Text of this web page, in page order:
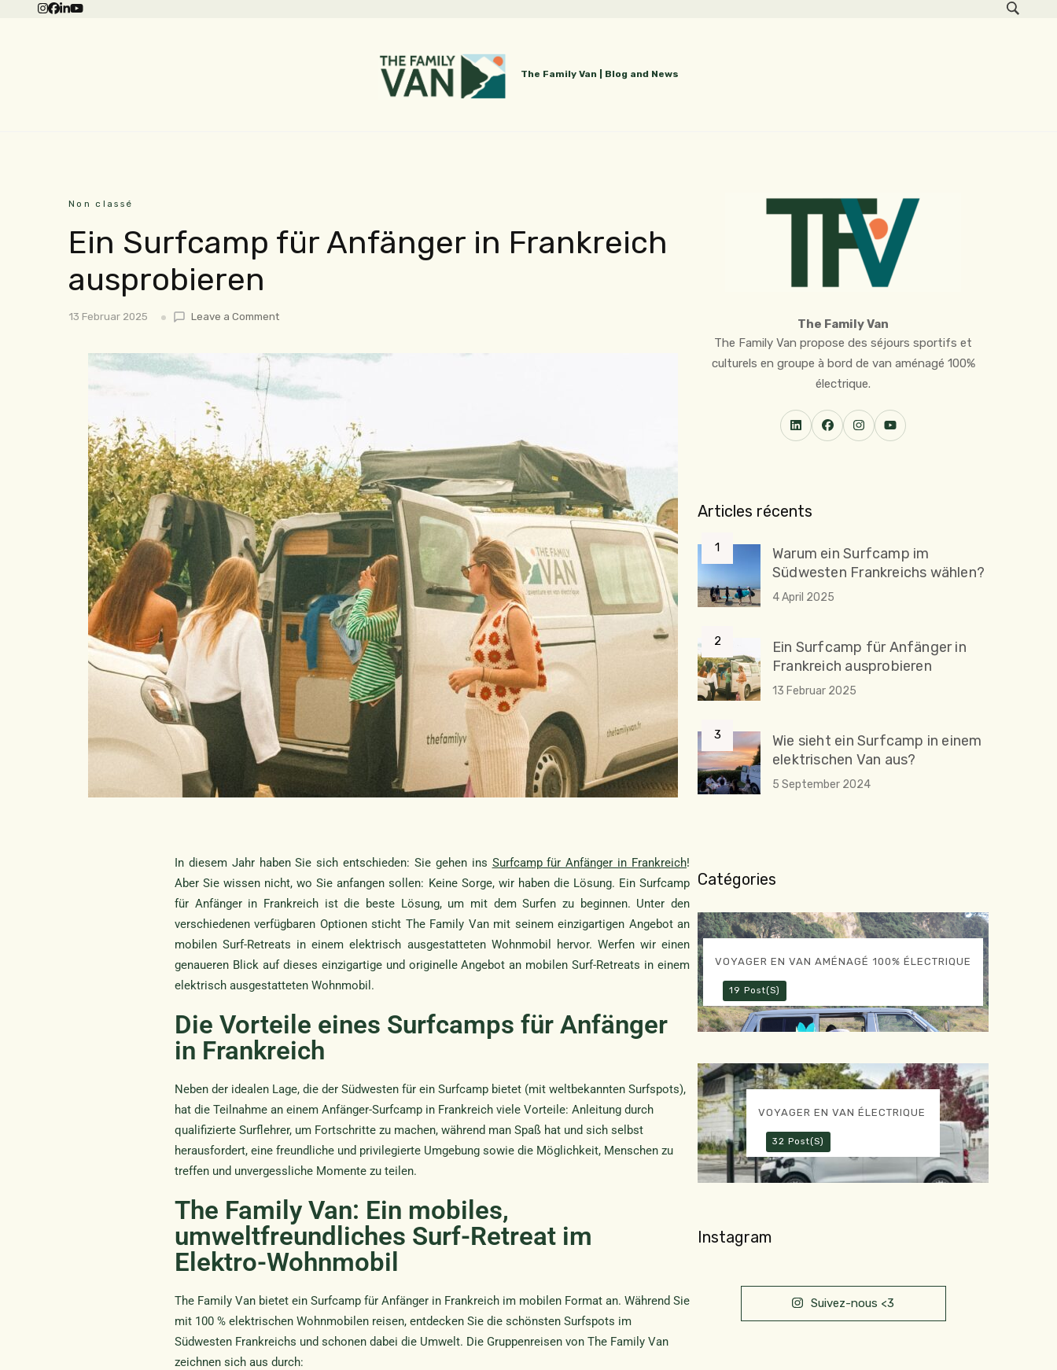
The Family Van | Blog and News
Non classé
Ein Surfcamp für Anfänger in Frankreich
ausprobieren
13 Februar 2025 Leave a Comment
In diesem Jahr haben Sie sich entschieden: Sie gehen ins Surfcamp für Anfänger in Frankreich!
Aber Sie wissen nicht, wo Sie anfangen sollen: Keine Sorge, wir haben die Lösung. Ein Surfcamp
für Anfänger in Frankreich ist die beste Lösung, um mit dem Surfen zu beginnen. Unter den
verschiedenen verfügbaren Optionen sticht The Family Van mit seinem einzigartigen Angebot an
mobilen Surf-Retreats in einem elektrisch ausgestatteten Wohnmobil hervor. Werfen wir einen
genaueren Blick auf dieses einzigartige und originelle Angebot an mobilen Surf-Retreats in einem
elektrisch ausgestatteten Wohnmobil.
Die Vorteile eines Surfcamps für Anfänger
in Frankreich
Neben der idealen Lage, die der Südwesten für ein Surfcamp bietet (mit weltbekannten Surfspots),
hat die Teilnahme an einem Anfänger-Surfcamp in Frankreich viele Vorteile: Anleitung durch
qualifizierte Surflehrer, um Fortschritte zu machen, während man Spaß hat und sich selbst
herausfordert, eine freundliche und privilegierte Umgebung sowie die Möglichkeit, Menschen zu
treffen und unvergessliche Momente zu teilen.
The Family Van: Ein mobiles,
umweltfreundliches Surf-Retreat im
Elektro-Wohnmobil
The Family Van bietet ein Surfcamp für Anfänger in Frankreich im mobilen Format an. Während Sie
mit 100 % elektrischen Wohnmobilen reisen, entdecken Sie die schönsten Surfspots im
Südwesten Frankreichs und schonen dabei die Umwelt. Die Gruppenreisen von The Family Van
zeichnen sich aus durch:
The Family Van
The Family Van propose des séjours sportifs et
culturels en groupe à bord de van aménagé 100%
électrique.
Articles récents
Warum ein Surfcamp im
Südwesten Frankreichs wählen?
4 April 2025
Ein Surfcamp für Anfänger in
Frankreich ausprobieren
13 Februar 2025
Wie sieht ein Surfcamp in einem
elektrischen Van aus?
5 September 2024
Catégories
VOYAGER EN VAN AMÉNAGÉ 100% ÉLECTRIQUE
19 Post(s)
VOYAGER EN VAN ÉLECTRIQUE
32 Post(s)
Instagram
Suivez-nous <3